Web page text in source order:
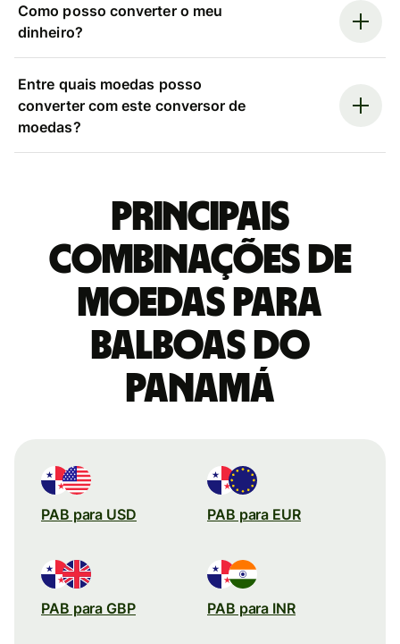
Como posso converter o meu
dinheiro?
Entre quais moedas posso
converter com este conversor de
moedas?
Principais
combinações de
moedas para
Balboas do
Panamá
PAB para USD PAB para EUR
PAB para GBP PAB para INR